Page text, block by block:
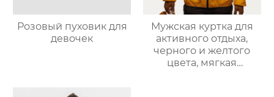
Розовый пуховик для
девочек
Мужская куртка для
активного отдыха,
черного и желтого
цвета, мягкая